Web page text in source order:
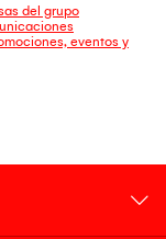
del grupo
eventos y